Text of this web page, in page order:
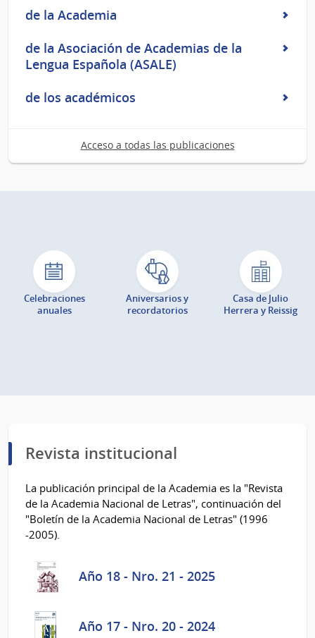
de la Academia
de la Asociación de Academias de la
Lengua Española (ASALE)
de los académicos
Acceso a todas las publicaciones
Celebraciones
anuales
Aniversarios y
recordatorios
Casa de Julio
Herrera y Reissig
Revista institucional
La publicación principal de la Academia es la "Revista
de la Academia Nacional de Letras", continuación del
"Boletín de la Academia Nacional de Letras" (1996
-2005).
Año 18 - Nro. 21 - 2025
Año 17 - Nro. 20 - 2024